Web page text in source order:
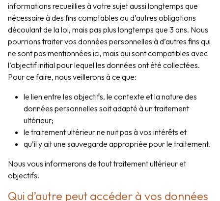
informations recueillies à votre sujet aussi longtemps que
nécessaire à des fins comptables ou d’autres obligations
découlant de la loi, mais pas plus longtemps que 3 ans. Nous
pourrions traiter vos données personnelles à d’autres fins qui
ne sont pas mentionnées ici, mais qui sont compatibles avec
l’objectif initial pour lequel les données ont été collectées.
Pour ce faire, nous veillerons à ce que:
le lien entre les objectifs, le contexte et la nature des
données personnelles soit adapté à un traitement
ultérieur;
le traitement ultérieur ne nuit pas à vos intérêts et
qu’il y ait une sauvegarde appropriée pour le traitement.
Nous vous informerons de tout traitement ultérieur et
objectifs.
Qui d’autre peut accéder à vos données